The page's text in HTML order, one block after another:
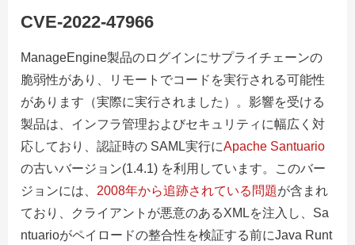
CVE-2022-47966
ManageEngine製品のログインにサプライチェーンの
脆弱性があり、リモートでコードを実行される可能性
があります（実際に実行されました）。影響を受ける
製品は、インフラ管理およびセキュリティに幅広く対
応しており、認証時の SAML実行にApache Santuario
の古いバージョン(1.4.1) を利用しています。このバー
ジョンには、 2008年から追跡されている問題が含まれ
ており、クライアントが悪意のあるXMLを注入し、Sa
ntuarioがペイロードの整合性を検証する前にJava Runt